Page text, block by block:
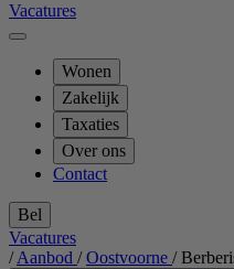
Vacatures
Wonen
Zakelijk
Taxaties
Over ons
Contact
Bel
Vacatures
/ Aanbod / Oostvoorne /